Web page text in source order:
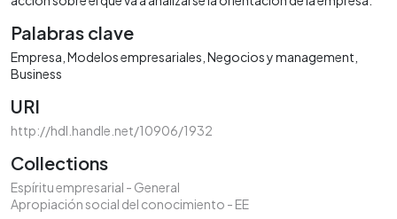
Palabras clave
Empresa Modelos empresariales Negocios y management
Business
URI
http://hdl.handle.net/10906/1932
Collections
Espíritu empresarial - General
Apropiación social del conocimiento - EE